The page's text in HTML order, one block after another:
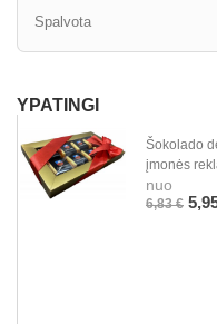
Spalvota
YPATINGI
Šokolado
įmonės
nuo
6,83 €